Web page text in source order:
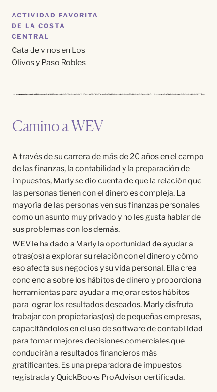
ACTIVIDAD FAVORITA
DE LA COSTA
CENTRAL
Cata de vinos en Los
Olivos y Paso Robles
Camino a WEV
A través de su carrera de más de 20 años en el campo
de las finanzas, la contabilidad y la preparación de
impuestos, Marly se dio cuenta de que la relación que
las personas tienen con el dinero es compleja. La
mayoría de las personas ven sus finanzas personales
como un asunto muy privado y no les gusta hablar de
sus problemas con los demás.
WEV le ha dado a Marly la oportunidad de ayudar a
otras(os) a explorar su relación con el dinero y cómo
eso afecta sus negocios y su vida personal. Ella crea
conciencia sobre los hábitos de dinero y proporciona
herramientas para ayudar a mejorar estos hábitos
para lograr los resultados deseados. Marly disfruta
trabajar con propietarias(os) de pequeñas empresas,
capacitándolos en el uso de software de contabilidad
para tomar mejores decisiones comerciales que
conducirán a resultados financieros más
gratificantes. Es una preparadora de impuestos
registrada y QuickBooks ProAdvisor certificada.